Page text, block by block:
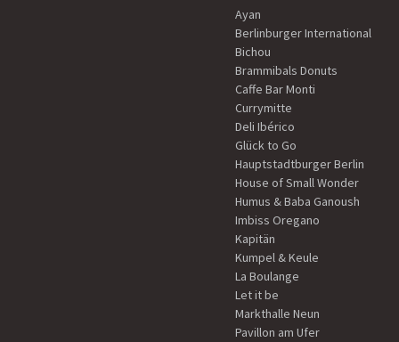
Ayan
Berlinburger International
Bichou
Brammibals Donuts
Caffe Bar Monti
Currymitte
Deli Ibérico
Glück to Go
Hauptstadtburger Berlin
House of Small Wonder
Humus & Baba Ganoush
Imbiss Oregano
Kapitän
Kumpel & Keule
La Boulange
Let it be
Markthalle Neun
Pavillon am Ufer